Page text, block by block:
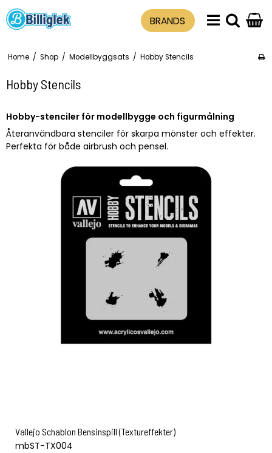
BRANDS
Home / Shop / Modellbyggsats / Hobby Stencils
Hobby Stencils
Hobby-stenciler för modellbygge och figurmålning
Återanvändbara stenciler för skarpa mönster och effekter.
Perfekta för både airbrush och pensel.
Vallejo Schablon Bensinspill (Textureffekter)
mbST-TX004